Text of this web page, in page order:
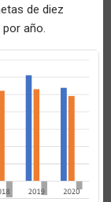
de diez
año.